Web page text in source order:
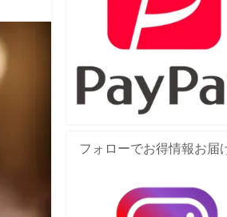
フォローでお得情報お届